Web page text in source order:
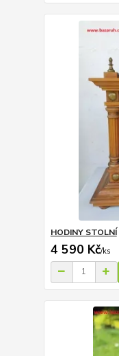
HODINY STOLNÍ
4 590 Kč/ks